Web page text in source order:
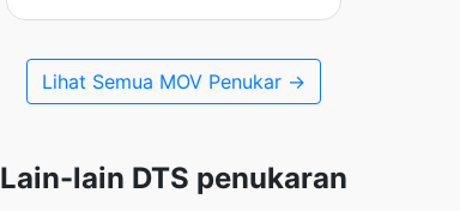
Lihat Semua MOV Penukar →
Lain-lain DTS penukaran